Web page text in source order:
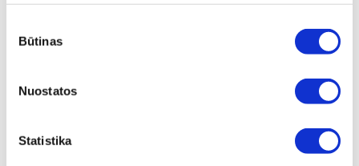
pasirinkimas
Būtinas
Nuostatos
Statistika
Burokėliai turi galingas kovos su vėžiu savybes ir kasdienis
pagerinti kepenų funkciją, detoksikuoti organizmą, stiprinti
energijos lygį ir suteikti teigiamą poveikį odai.